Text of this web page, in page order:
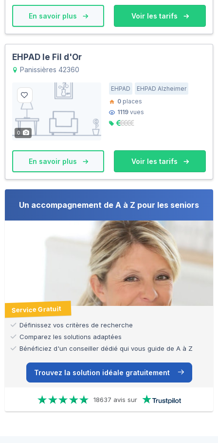
En savoir plus Voir les tarifs
EHPAD le Fil d'Or
Panissières 42360
0
EHPAD
EHPAD Alzheimer
0 places
1119 vues
En savoir plus Voir les tarifs
Un accompagnement de A à Z pour les seniors
Service Gratuit
Définissez vos critères de recherche
Comparez les solutions adaptées
Bénéficiez d'un conseiller dédié qui vous guide de A à Z
Trouvez la solution idéale gratuitement
18637 avis sur